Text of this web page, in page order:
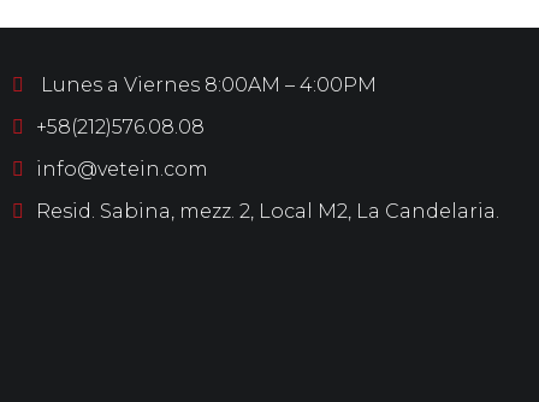
Lunes a Viernes 8:00AM – 4:00PM
+58(212)576.08.08
info@vetein.com
Resid. Sabina, mezz. 2, Local M2, La Candelaria.